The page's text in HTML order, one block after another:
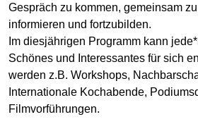
Gespräch zu kommen, gemeinsam
informieren und fortzubilden.
Im diesjährigen Programm kann
Schönes und Interessantes für sich
werden z.B. Workshops,
Internationale Kochabende,
Filmvorführungen.